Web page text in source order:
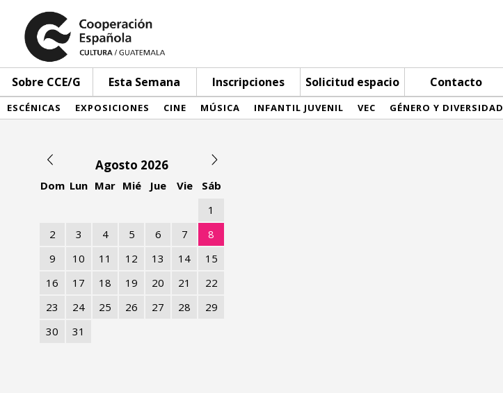
Sobre CCE/G Esta Semana Inscripciones Solicitud espacio Contacto
ESCÉNICAS EXPOSICIONES CINE MÚSICA INFANTIL JUVENIL VEC GÉNERO Y DIVERSIDAD
Agosto 2026
Dom Lun Mar Mié Jue Vie
Sáb
1
2
3 4 5 6 7
8
9
10 11 12 13 14
15
16
17 18 19 20 21
22
23
24 25 26 27 28
29
30
31